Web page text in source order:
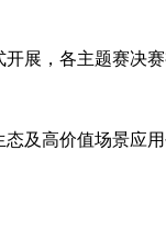
展，各主题赛决
及高价值场景